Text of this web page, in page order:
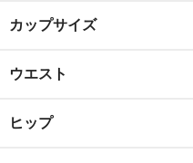
カップサイズ
ウエスト
ヒップ